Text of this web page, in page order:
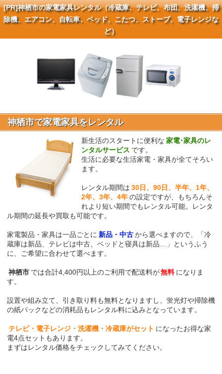
[PR]神栖市の家電家具レンタル（冷蔵庫、テレビ、布団、洗濯機、掃
除機、エアコン、自転車、ベッド、こたつ、ストーブ、電子レンジな
ど）
神栖市で家電家具をレンタル
新生活のスタートに便利な 家電･家具のレ
ンタルサービス です。
生活に必要な生活家電・家具が全てそろい
ます。
レンタル期間は 30日、90日、半年、1年、
2年、3年、4年の設定ですが、もちろんそ
れより短い期間でもレンタル可能。レンタ
ル期間の延長や買取も可能です。
家電製品・家具は一品ごとに 新品・中古 から選べますので、「冷
蔵庫は新品、テレビは中古、ベッドと寝具は新品…」というふう
に、ご希望に合わせて選べます。
神栖市 では合計4,400円以上のご利用で配送料が無料 になりま
す。
設置や組み立て、引き取り料も無料となりますし、蛍光灯や掃除機
の紙パックなどの消耗品もレンタル料に込みとなっています。
テレビ・電子レンジ・洗濯機・冷蔵庫がセット になったお得な家
電4点セットもあります。
まずはレンタル価格をチェックしてみてください。